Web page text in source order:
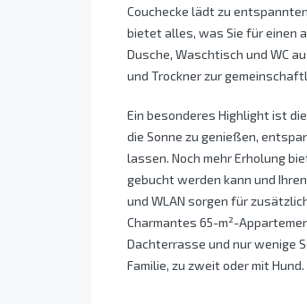
Couchecke lädt zu
bietet alles, was Sie für einen
Dusche, Waschtisch und WC
und Trockner zur
Ein besonderes Highlight ist
die Sonne zu genießen,
lassen. Noch mehr Erholung
gebucht werden kann und
und WLAN sorgen für
Charmantes 65-m²-
Dachterrasse und nur wenige
Familie, zu zweit oder mit Hund.